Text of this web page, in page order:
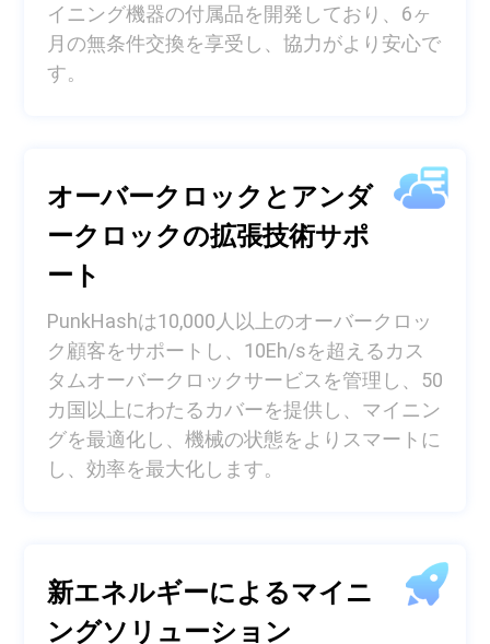
イニング機器の付属品を開発しており、6ヶ
月の無条件交換を享受し、協力がより安心で
す。
オーバークロックとアンダ
ークロックの拡張技術サポ
ート
PunkHashは10,000人以上のオーバークロッ
ク顧客をサポートし、10Eh/sを超えるカス
タムオーバークロックサービスを管理し、50
カ国以上にわたるカバーを提供し、マイニン
グを最適化し、機械の状態をよりスマートに
し、効率を最大化します。
新エネルギーによるマイニ
ングソリューション